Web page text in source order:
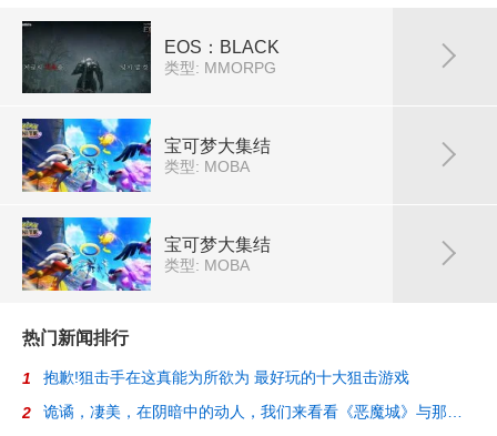
EOS：BLACK
类型: MMORPG
宝可梦大集结
类型: MOBA
宝可梦大集结
类型: MOBA
热门新闻排行
1 抱歉!狙击手在这真能为所欲为 最好玩的十大狙击游戏
2 诡谲，凄美，在阴暗中的动人，我们来看看《恶魔城》与那些迷人的2D游戏